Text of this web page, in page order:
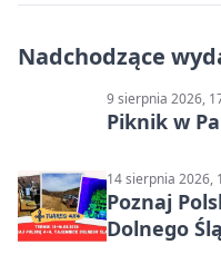
Nadchodzące
9 sierpnia 2026,
Piknik w
14 sierpnia 2026,
Poznaj
Dolnego